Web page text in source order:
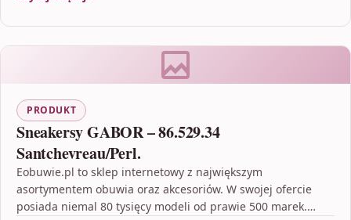
PRODUKT
Sneakersy GABOR – 86.529.34
Santchevreau/Perl.
Eobuwie.pl to sklep internetowy z największym
asortymentem obuwia oraz akcesoriów. W swojej ofercie
posiada niemal 80 tysięcy modeli od prawie 500 marek.